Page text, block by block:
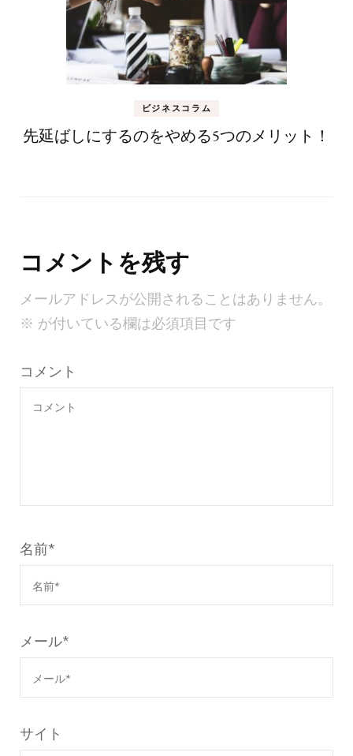
ビジネスコラム
先延ばしにするのをやめる5つのメリット！
コメントを残す
メールアドレスが公開されることはありません。
※ が付いている欄は必須項目です
コメント
名前*
メール*
サイト